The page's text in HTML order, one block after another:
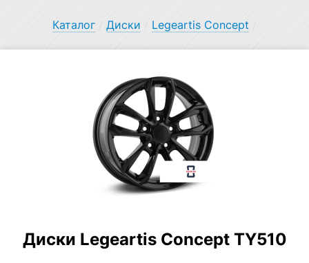
Каталог Диски Legeartis Concept
Диски Legeartis Concept TY510